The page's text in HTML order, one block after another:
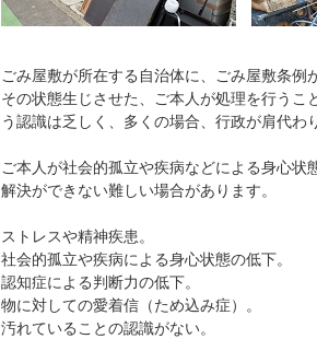
ごみ屋敷が所在する自治体に、ごみ屋敷条例
その状態生じさせた、ご本人が処理を行う
う認識は乏しく、多くの場合、行政が肩代わ
ご本人が社会的孤立や疾病などによる身心
解決ができない難しい場合があります。
ストレスや精神疾患。
社会的孤立や疾病による身心状態の低下。
認知症による判断力の低下。
物に対しての愛着信（ため込み症）。
汚れていることの認識がない。